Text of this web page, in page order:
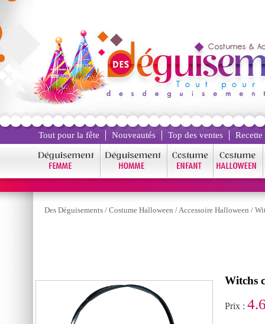
Tout pour la fête Nouveautés Top des ventes
Des Déguisements / Costume Halloween /Accessoire Halloween /
Witchs
Prix :